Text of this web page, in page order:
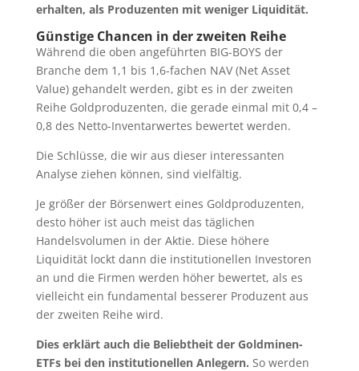
erhalten, als Produzenten mit weniger Liquidität.
Günstige Chancen in der zweiten Reihe
Während die oben angeführten BIG-BOYS der
Branche dem 1,1 bis 1,6-fachen NAV (Net Asset
Value) gehandelt werden, gibt es in der zweiten
Reihe Goldproduzenten, die gerade einmal mit 0,4 –
0,8 des Netto-Inventarwertes bewertet werden.
Die Schlüsse, die wir aus dieser interessanten
Analyse ziehen können, sind vielfältig.
Je größer der Börsenwert eines Goldproduzenten,
desto höher ist auch meist das täglichen
Handelsvolumen in der Aktie. Diese höhere
Liquidität lockt dann die institutionellen Investoren
an und die Firmen werden höher bewertet, als es
vielleicht ein fundamental besserer Produzent aus
der zweiten Reihe wird.
Dies erklärt auch die Beliebtheit der Goldminen-
ETFs bei den institutionellen Anlegern. So werden